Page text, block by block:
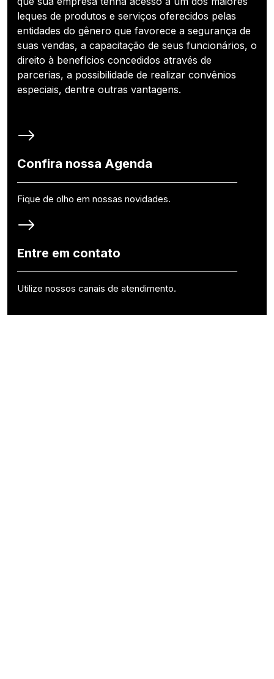
leques de produtos e serviços oferecidos pelas
entidades do gênero que favorece a segurança de
suas vendas, a capacitação de seus funcionários, o
direito à benefícios concedidos através de
parcerias, a possibilidade de realizar convênios
especiais, dentre outras vantagens.
Confira nossa Agenda
Fique de olho em nossas novidades.
Entre em contato
Utilize nossos canais de atendimento.